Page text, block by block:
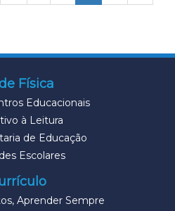
Física
Educacionais
à Leitura
de Educação
Escolares
Aprender Sempre